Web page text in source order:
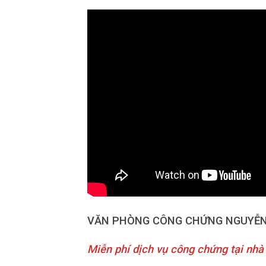
VĂN PHÒNG CÔNG CHỨNG
Miễn phí dịch vụ công chứng tại nhà